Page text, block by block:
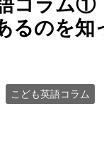
コラム①
るのを知
こども英語コラム